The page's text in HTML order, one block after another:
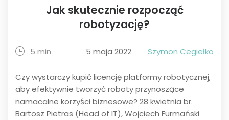
Jak skutecznie rozpocząć
robotyzację?
5 min 5 maja 2022 Szymon Cegiełko
Czy wystarczy kupić licencję platformy robotycznej,
aby efektywnie tworzyć roboty przynoszące
namacalne korzyści biznesowe? 28 kwietnia br.
Bartosz Pietras (Head of IT), Wojciech Furmański